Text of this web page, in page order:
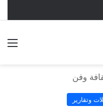
وفن
وتقارير